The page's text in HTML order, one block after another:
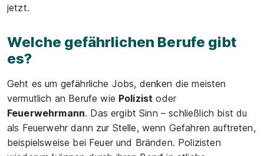
jetzt.
Welche gefährlichen Berufe gibt
es?
Geht es um gefährliche Jobs, denken die meisten
vermutlich an Berufe wie Polizist oder
Feuerwehrmann. Das ergibt Sinn – schließlich bist du
als Feuerwehr dann zur Stelle, wenn Gefahren auftreten,
beispielsweise bei Feuer und Bränden. Polizisten